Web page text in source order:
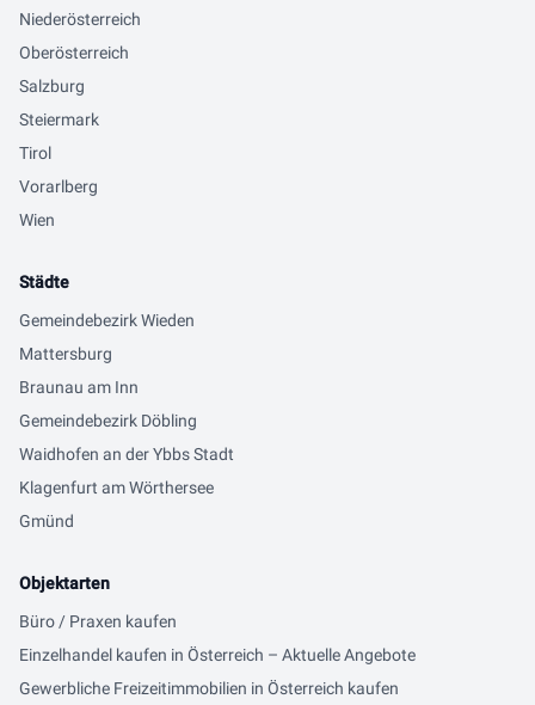
Niederösterreich
Oberösterreich
Salzburg
Steiermark
Tirol
Vorarlberg
Wien
Städte
Gemeindebezirk Wieden
Mattersburg
Braunau am Inn
Gemeindebezirk Döbling
Waidhofen an der Ybbs Stadt
Klagenfurt am Wörthersee
Gmünd
Objektarten
Büro / Praxen kaufen
Einzelhandel kaufen in Österreich – Aktuelle Angebote
Gewerbliche Freizeitimmobilien in Österreich kaufen